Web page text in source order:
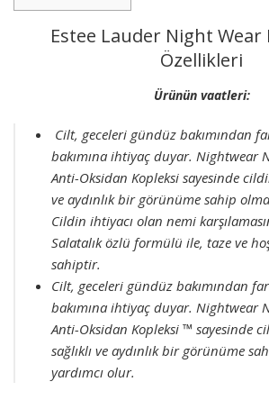
Estee Lauder Night Wear
Özellikleri
Ürünün vaatleri:
Cilt, geceleri gündüz bakımından
bakımına ihtiyaç duyar. Nightwear
Anti-Oksidan Kopleksi sayesinde
ve aydınlık bir görünüme sahip
Cildin ihtiyacı olan nemi
Salatalık özlü formülü ile, taze ve
sahiptir.
Cilt, geceleri gündüz bakımından
bakımına ihtiyaç duyar. Nightwear
Anti-Oksidan Kopleksi ™ sayesinde
sağlıklı ve aydınlık bir görünüme
yardımcı olur.